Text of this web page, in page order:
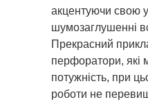
акцентуючи свою
шумозаглушенні
Прекрасний
перфоратори, які
потужність, при
роботи не